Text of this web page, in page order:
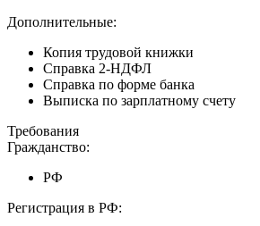
Дополнительные:
Копия трудовой книжки
Справка 2-НДФЛ
Справка по форме банка
Выписка по зарплатному счету
Требования
Гражданство:
РФ
Регистрация в РФ: